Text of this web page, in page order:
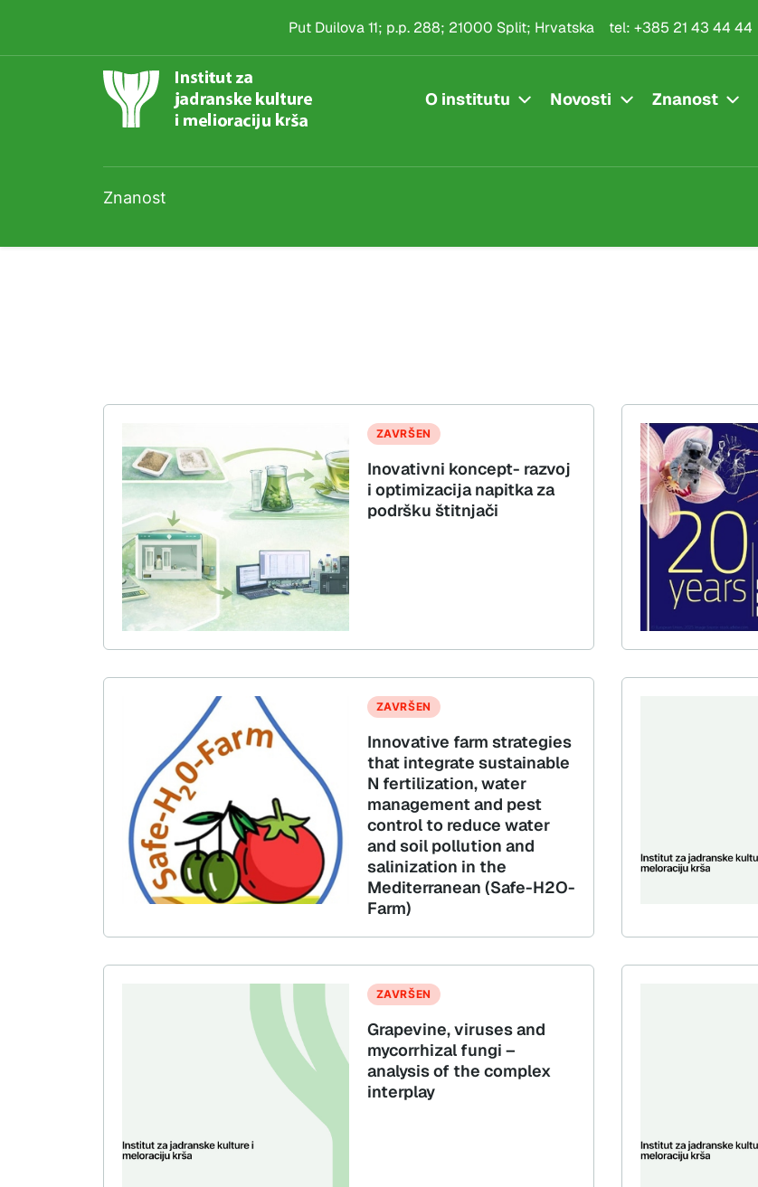
Put Duilova 11; p.p. 288; 21000 Split; Hrvatska tel: +385 21 43 44 44
O institutu Novosti Znanost
Znanost
ZAVRŠEN
Inovativni koncept- razvoj
i optimizacija napitka za
podršku štitnjači
ZAVRŠEN
Innovative farm strategies
that integrate sustainable
N fertilization, water
management and pest
control to reduce water
and soil pollution and
salinization in the
Mediterranean (Safe-H2O-
Farm)
ZAVRŠEN
Grapevine, viruses and
mycorrhizal fungi –
analysis of the complex
interplay